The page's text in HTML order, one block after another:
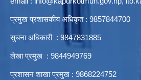
प्रमुख प्रशासकीय अधिकृत : 9857844700
सुचना अधिकारी : 9847831885
लेखा प्रमुख : 9844949769
प्रशासन शाखा प्रमुख : 9868224752